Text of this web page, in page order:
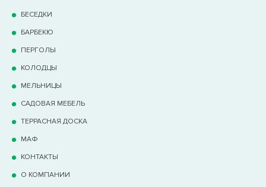
БЕСЕДКИ
БАРБЕКЮ
ПЕРГОЛЫ
КОЛОДЦЫ
МЕЛЬНИЦЫ
САДОВАЯ МЕБЕЛЬ
ТЕРРАCНАЯ ДОСКА
МАФ
КОНТАКТЫ
О КОМПАНИИ